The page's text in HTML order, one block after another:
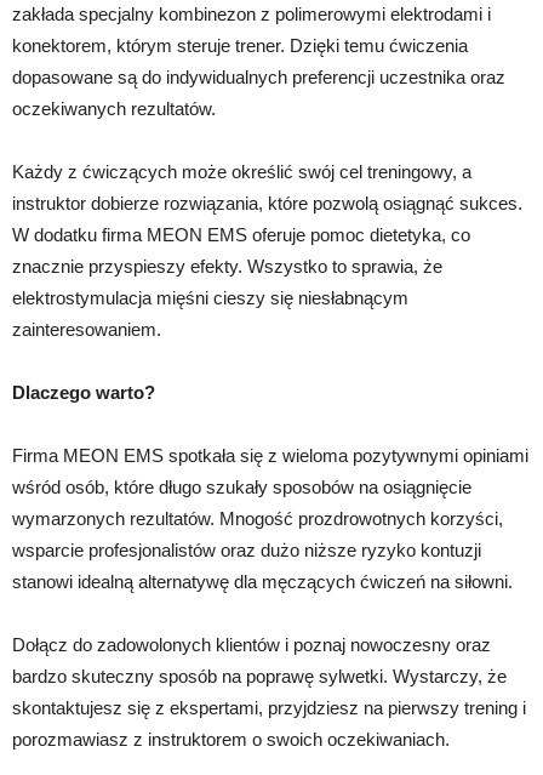
zakłada specjalny kombinezon z polimerowymi elektrodami i
konektorem, którym steruje trener. Dzięki temu ćwiczenia
dopasowane są do indywidualnych preferencji uczestnika oraz
oczekiwanych rezultatów.
Każdy z ćwiczących może określić swój cel treningowy, a
instruktor dobierze rozwiązania, które pozwolą osiągnąć sukces.
W dodatku firma MEON EMS oferuje pomoc dietetyka, co
znacznie przyspieszy efekty. Wszystko to sprawia, że
elektrostymulacja mięśni cieszy się niesłabnącym
zainteresowaniem.
Dlaczego warto?
Firma MEON EMS spotkała się z wieloma pozytywnymi opiniami
wśród osób, które długo szukały sposobów na osiągnięcie
wymarzonych rezultatów. Mnogość prozdrowotnych korzyści,
wsparcie profesjonalistów oraz dużo niższe ryzyko kontuzji
stanowi idealną alternatywę dla męczących ćwiczeń na siłowni.
Dołącz do zadowolonych klientów i poznaj nowoczesny oraz
bardzo skuteczny sposób na poprawę sylwetki. Wystarczy, że
skontaktujesz się z ekspertami, przyjdziesz na pierwszy trening i
porozmawiasz z instruktorem o swoich oczekiwaniach.